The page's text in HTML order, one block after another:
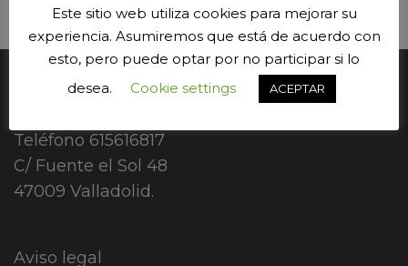
CONTÁCTANOS.
Teléfono 615616817
C/ Fuente el Sol 48
47009 Valladolid.
Aviso legal
Este sitio web utiliza cookies para mejorar su
experiencia. Asumiremos que está de acuerdo con
esto, pero puede optar por no participar si lo
desea.
Cookie settings ACEPTAR